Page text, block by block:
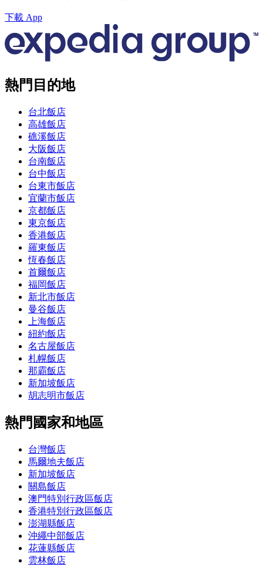
下載 App
熱門目的地
台北飯店
高雄飯店
礁溪飯店
大阪飯店
台南飯店
台中飯店
台東市飯店
宜蘭市飯店
京都飯店
東京飯店
香港飯店
羅東飯店
恆春飯店
首爾飯店
福岡飯店
新北市飯店
曼谷飯店
上海飯店
紐約飯店
名古屋飯店
札幌飯店
那霸飯店
新加坡飯店
胡志明市飯店
熱門國家和地區
台灣飯店
馬爾地夫飯店
新加坡飯店
關島飯店
澳門特別行政區飯店
香港特別行政區飯店
澎湖縣飯店
沖繩中部飯店
花蓮縣飯店
雲林飯店